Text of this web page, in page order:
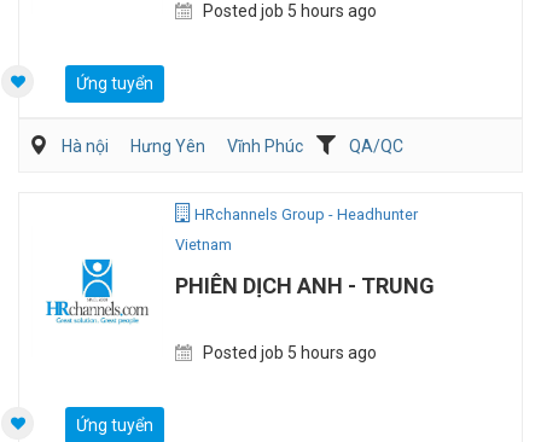
Posted job 5 hours ago
Ứng tuyển
Hà nội Hưng Yên Vĩnh Phúc
QA/QC
HRchannels Group - Headhunter
Vietnam
PHIÊN DỊCH ANH - TRUNG
Posted job 5 hours ago
Ứng tuyển